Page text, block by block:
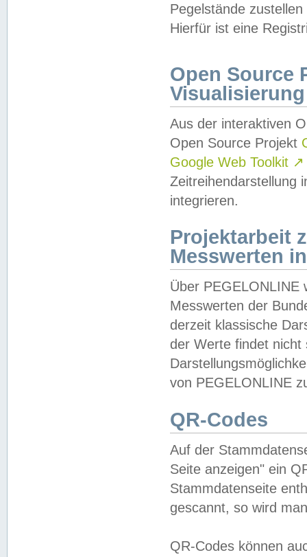
Pegelstände
Hierfür ist eine
Open Source
Visualisierung
Aus der interaktiven
Open Source Projekt
Google Web Toolkit ↗
Zeitreihendarstellung
integrieren.
Projektarbeit
Messwerten
Über PEGELONLINE
Messwerten der
derzeit klassische
der Werte findet
von PEGELONLINE
QR-Codes
Auf der
Seite anzeigen" ein
Stammdatenseite
gescannt, so wird
QR-Codes können